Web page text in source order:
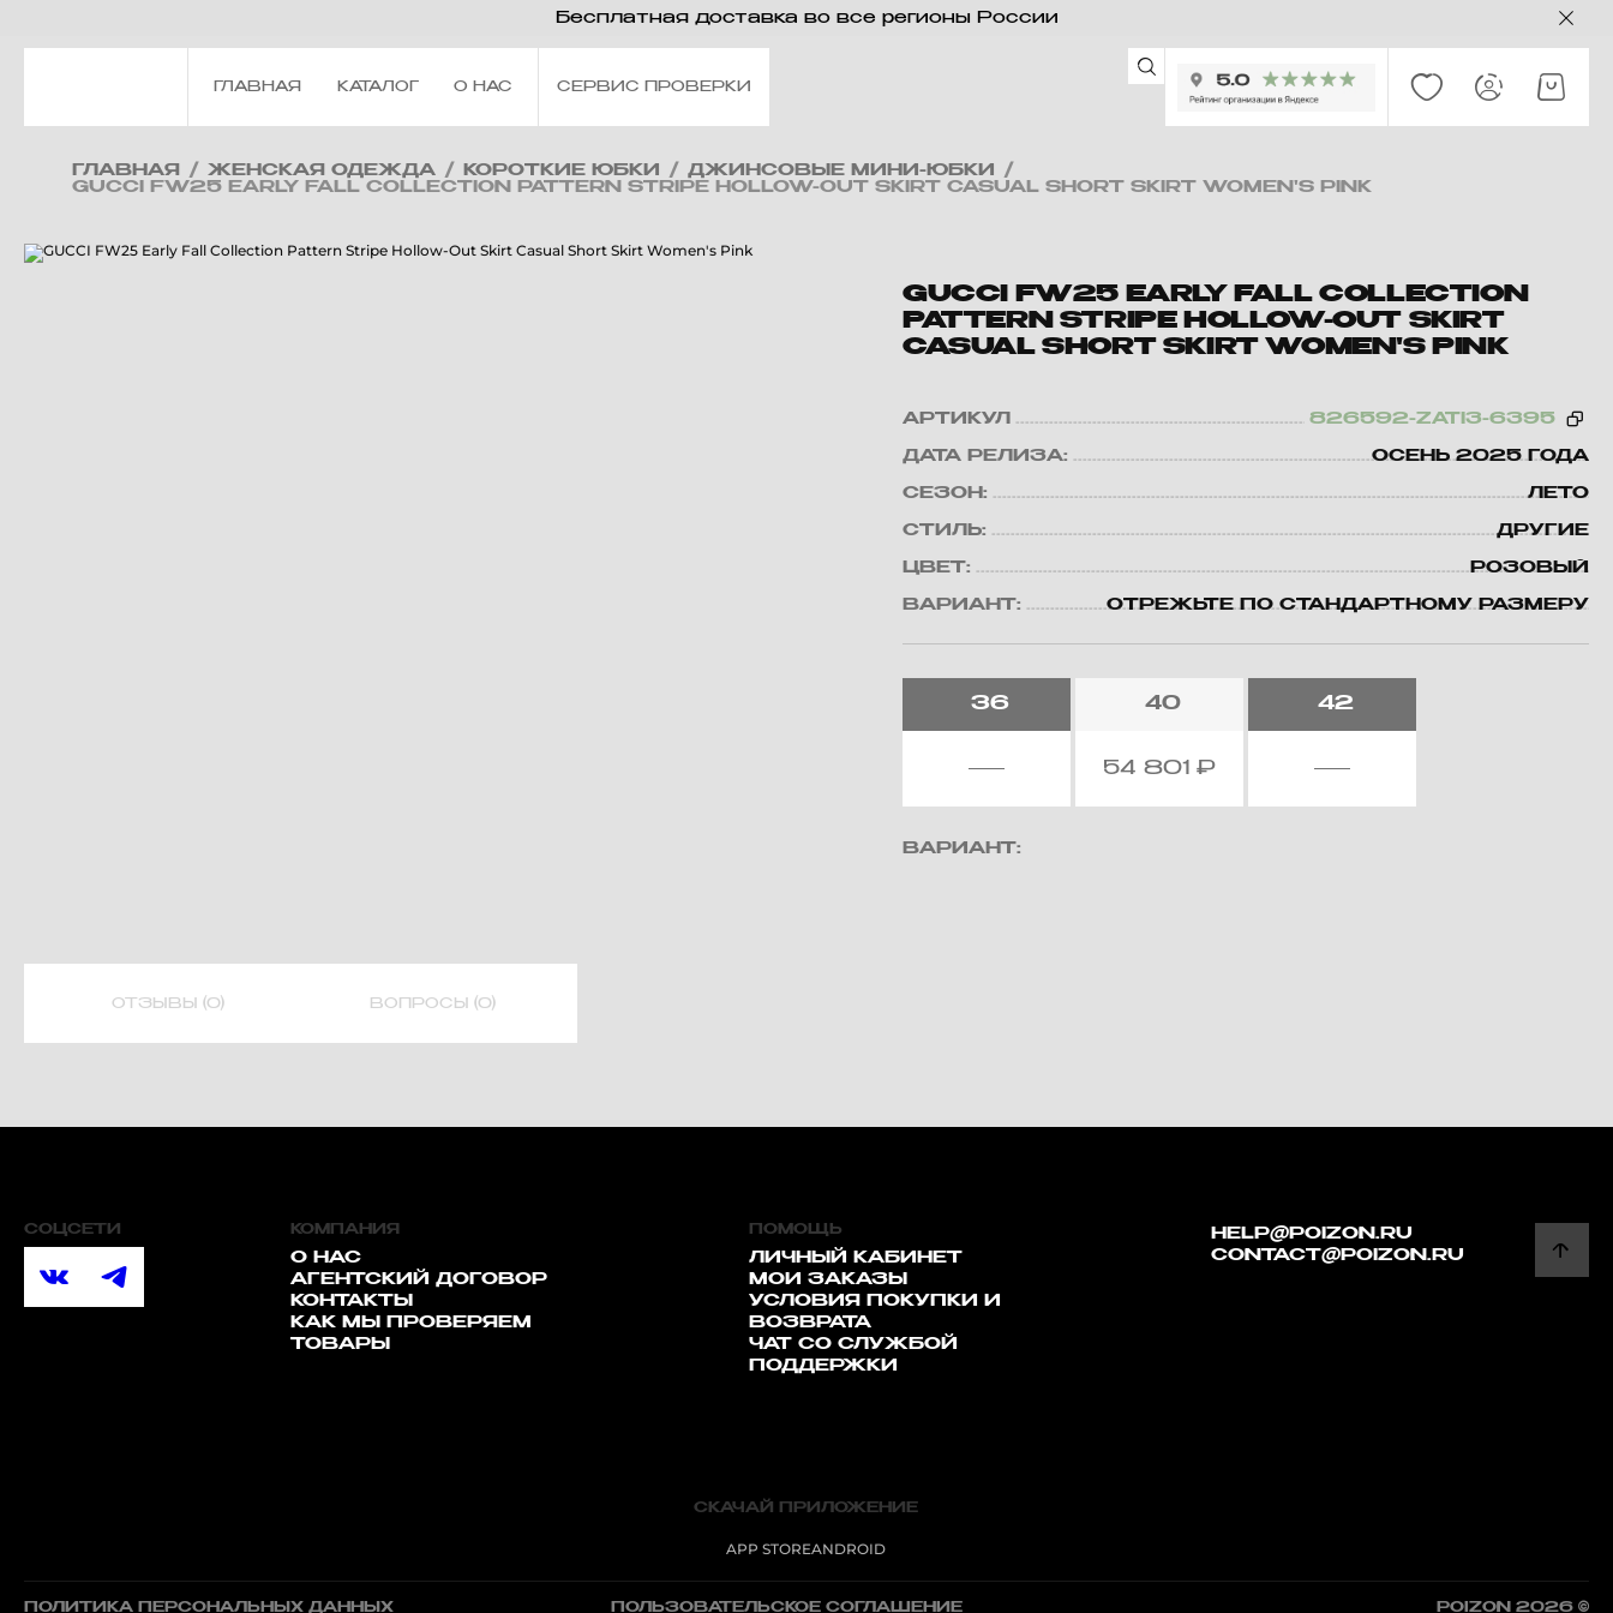
Бесплатная доставка во все регионы России
ГЛАВНАЯ КАТАЛОГ О НАС СЕРВИС ПРОВЕРКИ
ГЛАВНАЯ / ЖЕНСКАЯ ОДЕЖДА / КОРОТКИЕ ЮБКИ / ДЖИНСОВЫЕ МИНИ-ЮБКИ
/
GUCCI FW25 EARLY FALL COLLECTION PATTERN STRIPE HOLLOW-OUT SKIRT CASUAL SHORT SKIRT WOMEN'S PINK
GUCCI FW25 EARLY FALL COLLECTION
PATTERN STRIPE HOLLOW-OUT SKIRT
CASUAL SHORT SKIRT WOMEN'S PINK
АРТИКУЛ 826592-ZATI3-6395
ДАТА РЕЛИЗА: ОСЕНЬ 2025 ГОДА
СЕЗОН: ЛЕТО
СТИЛЬ: ДРУГИЕ
ЦВЕТ: РОЗОВЫЙ
ВАРИАНТ: ОТРЕЖЬТЕ ПО СТАНДАРТНОМУ РАЗМЕРУ
36 40
54 801₽
42
ВАРИАНТ:
ОТЗЫВЫ (0) ВОПРОСЫ (0)
СОЦСЕТИ КОМПАНИЯ
О НАС
АГЕНТСКИЙ ДОГОВОР
КОНТАКТЫ
КАК МЫ ПРОВЕРЯЕМ
ТОВАРЫ
HELP@POIZON.RU
CONTACT@POIZON.RU
ПОМОЩЬ
ЛИЧНЫЙ КАБИНЕТ
МОИ ЗАКАЗЫ
УСЛОВИЯ ПОКУПКИ И
ВОЗВРАТА
ЧАТ СО СЛУЖБОЙ
ПОДДЕРЖКИ
СКАЧАЙ ПРИЛОЖЕНИЕ
APP STOREANDROID
ПОЛИТИКА ПЕРСОНАЛЬНЫХ ДАННЫХ ПОЛЬЗОВАТЕЛЬСКОЕ СОГЛАШЕНИЕ POIZON 2026 ©